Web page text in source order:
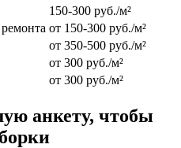
150-300 руб./м²
от 150-300 руб./м²
от 350-500 руб./м²
от 300 руб./м²
от 300 руб./м²
анкету, чтобы